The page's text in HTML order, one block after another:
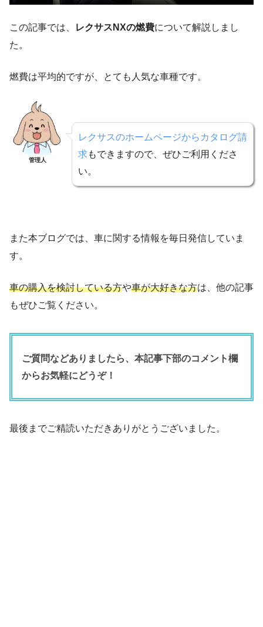
この記事では、 レクサスNXの燃費について解説しまし
た。
燃費は平均的ですが、とても人気な車種です。
管理人
レクサスのホームページからカタログ請
求もできますので、ぜひご利用くださ
い。
また本ブログでは、車に関する情報を毎日発信していま
す。
車の購入を検討している方や車が大好きな方は、他の記事
もぜひご覧ください。
ご質問などありましたら、本記事下部のコメント欄
からお気軽にどうぞ！
最後までご精読いただきありがとうございました。